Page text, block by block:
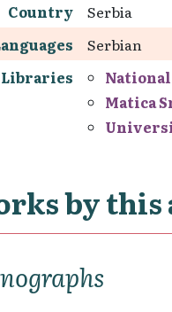
Country
Serbia
Serbian
Libraries
Matica
by